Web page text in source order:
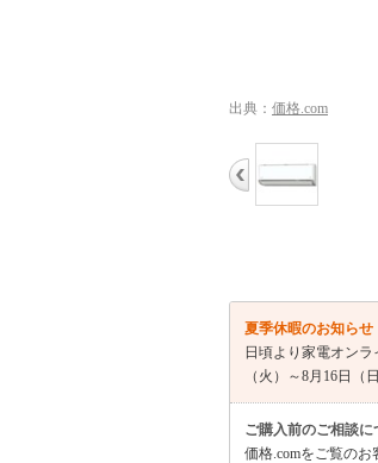
出典： 価格.com
夏季休暇のお知らせ
日頃より家電オン
（火）～8月16日（
ご購入前のご相談に
価格.comをご覧の